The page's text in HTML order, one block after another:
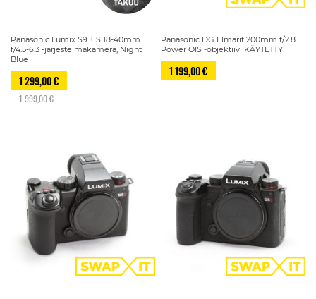
Panasonic Lumix S9 + S 18-40mm
f/4.5-6.3 -järjestelmäkamera, Night
Blue
1 299,00 €
1 999,00 €
Panasonic DG Elmarit 200mm f/2.8
Power OIS -objektiivi KÄYTETTY
1 199,00 €